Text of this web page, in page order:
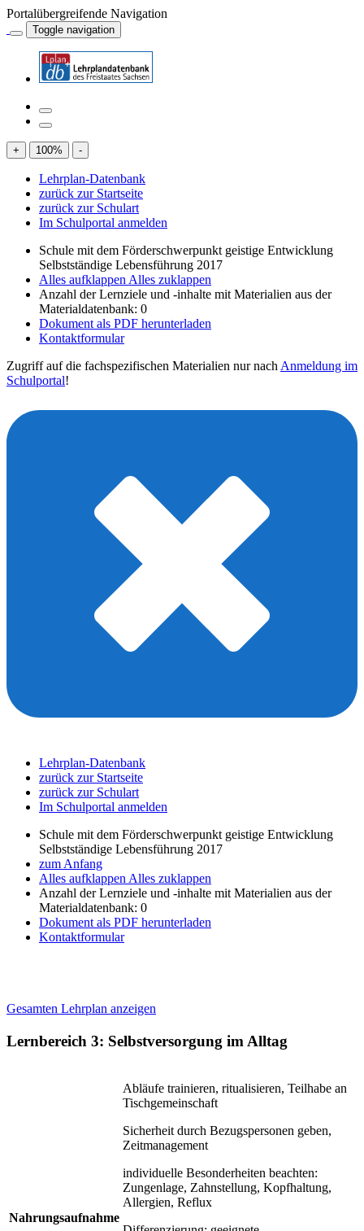
Portalübergreifende Navigation
Toggle navigation
+ 100% -
Lehrplan-Datenbank
zurück zur Startseite
zurück zur Schulart
Im Schulportal anmelden
Schule mit dem Förderschwerpunkt geistige Entwicklung
Selbstständige Lebensführung 2017
Alles aufklappen Alles zuklappen
Anzahl der Lernziele und -inhalte mit Materialien aus der
Materialdatenbank: 0
Dokument als PDF herunterladen
Kontaktformular
Zugriff auf die fachspezifischen Materialien nur nach Anmeldung im
Schulportal!
Lehrplan-Datenbank
zurück zur Startseite
zurück zur Schulart
Im Schulportal anmelden
Schule mit dem Förderschwerpunkt geistige Entwicklung
Selbstständige Lebensführung 2017
zum Anfang
Alles aufklappen Alles zuklappen
Anzahl der Lernziele und -inhalte mit Materialien aus der
Materialdatenbank: 0
Dokument als PDF herunterladen
Kontaktformular
Gesamten Lehrplan anzeigen
Lernbereich 3: Selbstversorgung im Alltag
Nahrungsaufnahme
Abläufe trainieren, ritualisieren, Teilhabe an
Tischgemeinschaft
Sicherheit durch Bezugspersonen geben,
Zeitmanagement
individuelle Besonderheiten beachten:
Zungenlage, Zahnstellung, Kopfhaltung,
Allergien, Reflux